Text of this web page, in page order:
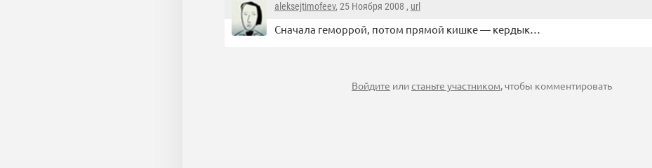
aleksejtimofeev, 25 Ноября 2008 , url
Сначала геморрой, потом прямой кишке — кердык…
Войдите илистаньте участником, чтобы комментировать